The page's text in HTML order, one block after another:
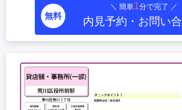
無料
＼ 簡単1分で完了 ／
内見予約・お問い